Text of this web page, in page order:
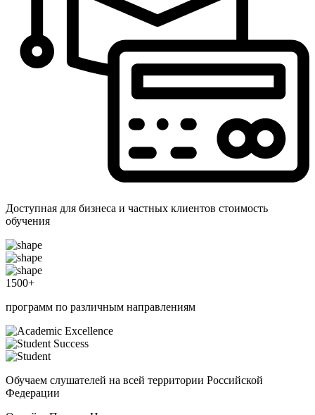
Доступная для бизнеса и частных клиентов стоимость
обучения
1500+
программ по различным направлениям
Обучаем слушателей на всей территории Российской
Федерации